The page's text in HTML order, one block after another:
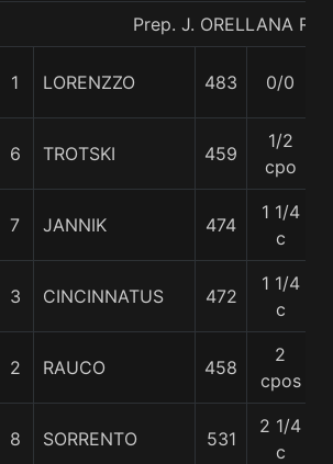
Prep. J. ORELLANA R.
1 LORENZZO 483 0/0
6 TROTSKI 459
1/2
cpo
7 JANNIK 474
1 1/4
c
3 CINCINNATUS 472
1 1/4
c
2 RAUCO 458
2
cpos
8 SORRENTO 531
2 1/4
c